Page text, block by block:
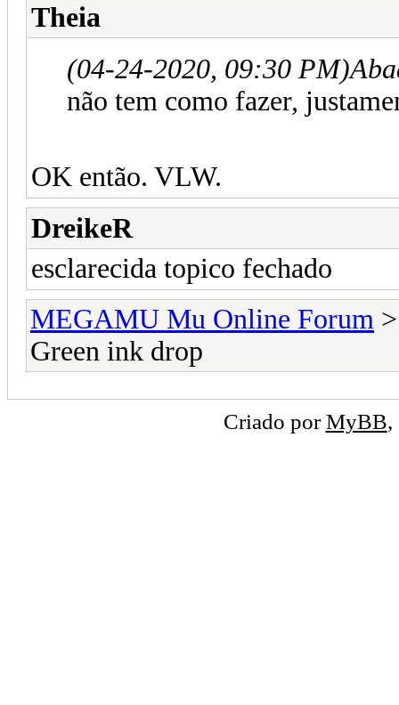
Theia
(04-24-2020, 09:30 PM)
não tem como fazer,
OK então. VLW.
DreikeR
esclarecida topico fechado
MEGAMU Mu Online Forum
Green ink drop
Criado porMyBB,